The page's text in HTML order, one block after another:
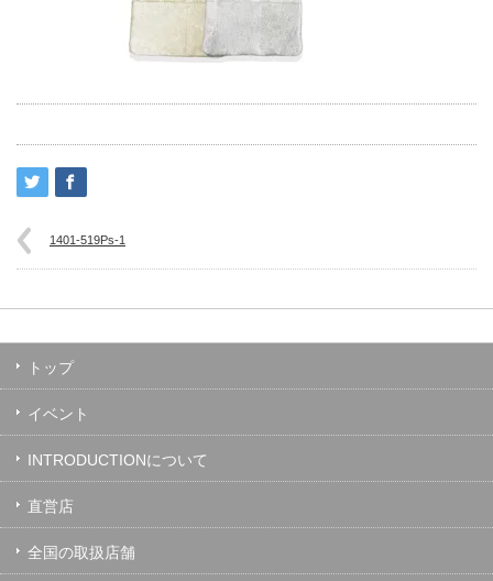
1401-519Ps-1
トップ
イベント
INTRODUCTIONについて
直営店
全国の取扱店舗